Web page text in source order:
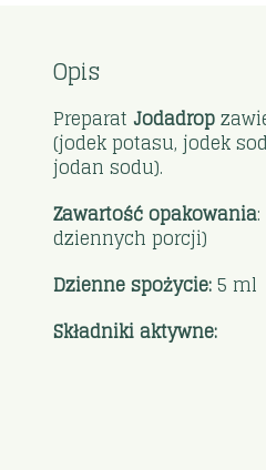
Opis
PreparatJodadrop
(jodek potasu, jodek
jodan sodu).
Zawartość opakowania
dziennych porcji)
Dzienne spożycie:5 ml
Składniki aktywne: